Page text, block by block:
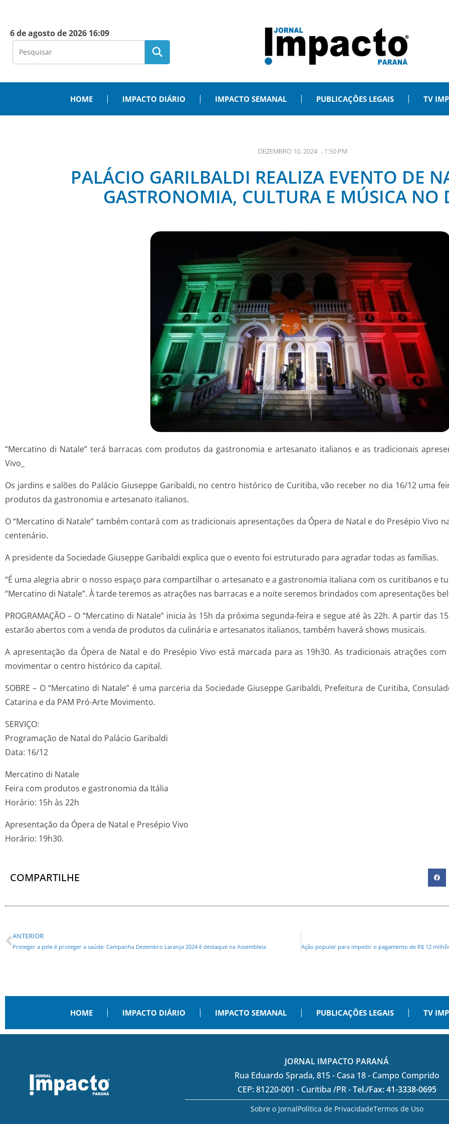
6 de agosto de 2026 16:09
HOME IMPACTO DIÁRIO IMPACTO SEMANAL PUBLICAÇÕES LEGAIS TV
DEZEMBRO 10, 2024 , 1:50 PM
PALÁCIO GARILBALDI REALIZA EVENTO DE
GASTRONOMIA, CULTURA E MÚSICA NO
“Mercatino di Natale” terá barracas com produtos da gastronomia e artesanato italianos e as tradicionais
Vivo_
Os jardins e salões do Palácio Giuseppe Garibaldi, no centro histórico de Curitiba, vão receber no dia 16/12 uma
produtos da gastronomia e artesanato italianos.
O “Mercatino di Natale” também contará com as tradicionais apresentações da Ópera de Natal e do Presépio Vivo
centenário.
A presidente da Sociedade Giuseppe Garibaldi explica que o evento foi estruturado para agradar todas as famílias.
“É uma alegria abrir o nosso espaço para compartilhar o artesanato e a gastronomia italiana com os curitibanos e
“Mercatino di Natale”. À tarde teremos as atrações nas barracas e a noite seremos brindados com apresentações
PROGRAMAÇÃO – O “Mercatino di Natale” inicia às 15h da próxima segunda-feira e segue até às 22h. A partir das
estarão abertos com a venda de produtos da culinária e artesanatos italianos, também haverá shows musicais.
A apresentação da Ópera de Natal e do Presépio Vivo está marcada para as 19h30. As tradicionais atrações
movimentar o centro histórico da capital.
SOBRE – O “Mercatino di Natale” é uma parceria da Sociedade Giuseppe Garibaldi, Prefeitura de Curitiba,
Catarina e da PAM Pró-Arte Movimento.
SERVIÇO:
Programação de Natal do Palácio Garibaldi
Data: 16/12
Mercatino di Natale
Feira com produtos e gastronomia da Itália
Horário: 15h às 22h
Apresentação da Ópera de Natal e Presépio Vivo
Horário: 19h30.
COMPARTILHE
ANTERIOR
Proteger a pele é proteger a saúde: Campanha Dezembro Laranja 2024 é destaque na Assembleia
HOME IMPACTO DIÁRIO IMPACTO SEMANAL PUBLICAÇÕES LEGAIS TV
JORNAL IMPACTO PARANÁ
Rua Eduardo Sprada, 815 - Casa 18 - Campo Comprido
CEP: 81220-001 - Curitiba /PR -Tel./Fax: 41-3338-0695
Sobre o JornalPolítica de PrivacidadeTermos de Uso